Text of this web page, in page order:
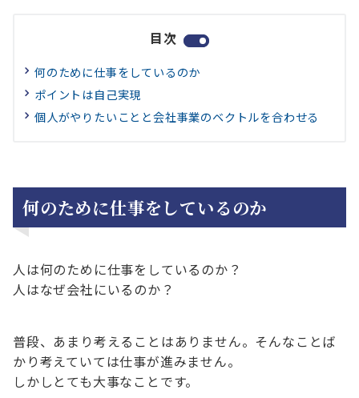
目次
何のために仕事をしているのか
ポイントは自己実現
個人がやりたいことと会社事業のベクトルを合わせる
何のために仕事をしているのか
人は何のために仕事をしているのか？
人はなぜ会社にいるのか？
普段、あまり考えることはありません。そんなことば
かり考えていては仕事が進みません。
しかしとても大事なことです。